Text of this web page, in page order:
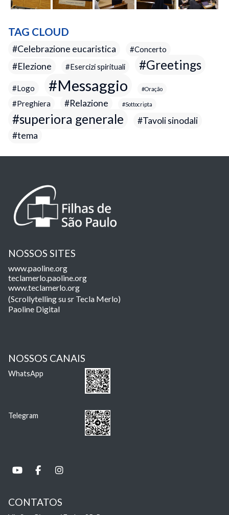
TAG CLOUD
Celebrazione eucaristica Concerto
Elezione Esercizi spirituali Greetings
Logo Messaggio Oração
Preghiera Relazione Sottocripta
superiora generale
Tavoli sinodali
tema
NOSSOS SITES
www.paoline.org
teclamerlo.paoline.org
www.teclamerlo.org
(Scrollytelling su sr Tecla Merlo)
Paoline Digital
NOSSOS CANAIS
WhatsApp
Telegram
CONTATOS